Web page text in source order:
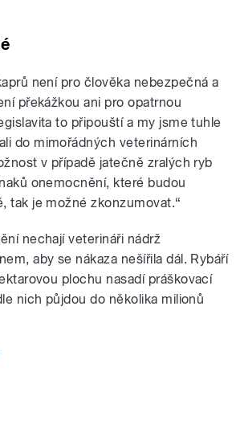
není pro člověka nebezpečná a
překážkou ani pro opatrnou
to připouští a my jsme tuhle
do mimořádných veterinárních
v případě jatečně zralých ryb
onemocnění, které budou
tak je možné zkonzumovat.“
nechají veterináři nádrž
aby se nákaza nešířila dál. Rybáří
plochu nasadí práškovací
nich půjdou do několika milionů